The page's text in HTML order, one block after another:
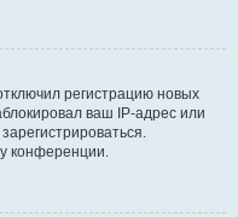
регистрацию новых
ваш IP-адрес или
конференции.